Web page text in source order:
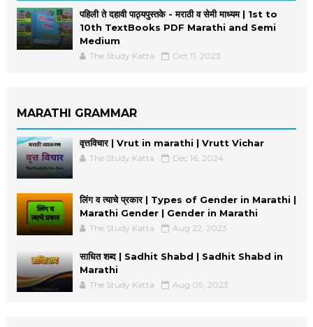
पहिली ते दहावी पाठ्यपुस्तके - मराठी व सेमी माध्यम | 1st to
10th TextBooks PDF Marathi and Semi
Medium
The Study Katta Oct 11, 2023
MARATHI GRAMMAR
वृत्तविचार | Vrut in marathi | Vrutt Vichar
The Study Katta Dec 16, 2024
लिंग व त्याचे प्रकार | Types of Gender in Marathi |
Marathi Gender | Gender in Marathi
The Study Katta Aug 22, 2023
साधित शब्द | Sadhit Shabd | Sadhit Shabd in
Marathi
The Study Katta Aug 09, 2023